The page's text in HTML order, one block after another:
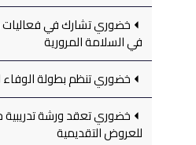
خضوري تشارك في فعاليات
في السلامة المرورية
خضوري تنظم بطولة الوفاء
خضوري تعقد ورشة تدريبية
للعروض التقديمية